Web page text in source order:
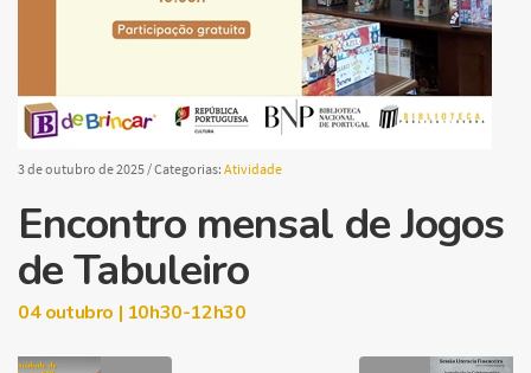
3 de outubro de 2025/ Categorias: Atividade
Encontro mensal de Jogos
de Tabuleiro
04 outubro | 10h30-12h30